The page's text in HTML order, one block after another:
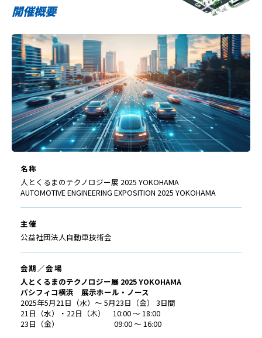
開催概要
名称
人とくるまのテクノロジー展 2025 YOKOHAMA
AUTOMOTIVE ENGINEERING EXPOSITION 2025 YOKOHAMA
主催
公益社団法人自動車技術会
会期／会場
人とくるまのテクノロジー展 2025 YOKOHAMA
パシフィコ横浜 展示ホール・ノース
2025年5月21日（水）～ 5月23日（金） 3日間
21日（水）・22日（木） 10:00 ～ 18:00
23日（金） 09:00 ～ 16:00